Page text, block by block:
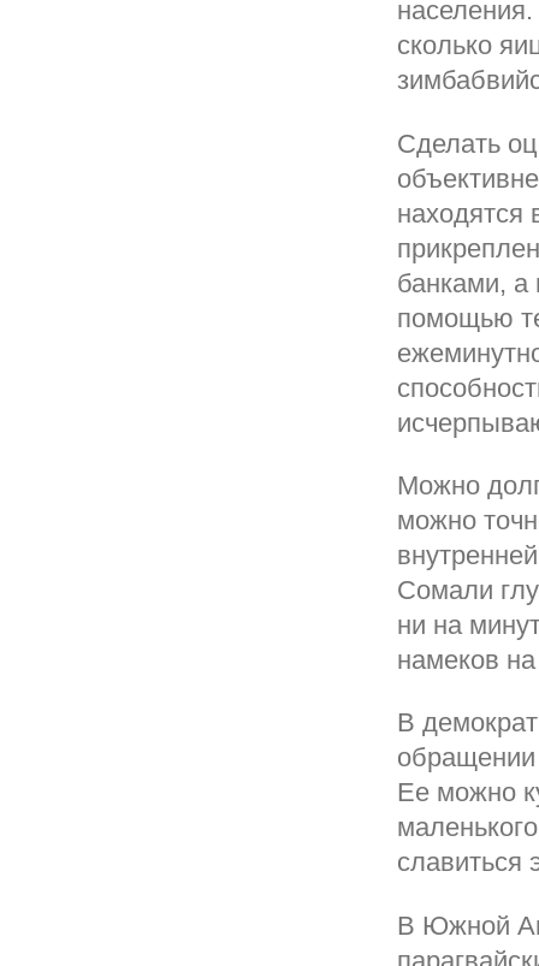
сколько
Сделать
находятся
банками, а
помощью
Можно
можно
Сомали
ни на
намеков
В
Ее можно
славиться
В Южной